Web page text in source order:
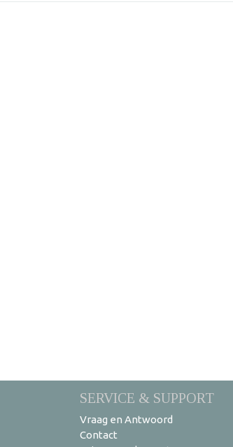
SERVICE & SUPPORT
Vraag en Antwoord
Contact